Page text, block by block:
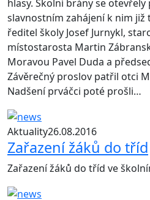
hlasy. Školní brány se
slavnostním zahájení k nim
ředitel školy Josef Jurnykl,
místostarosta Martin
Moravou Pavel Duda a
Závěrečný proslov patřil otci
Nadšení prváčci poté prošli…
Aktuality26.08.2016
Zařazení žáků do tříd
Zařazení žáků do tříd ve